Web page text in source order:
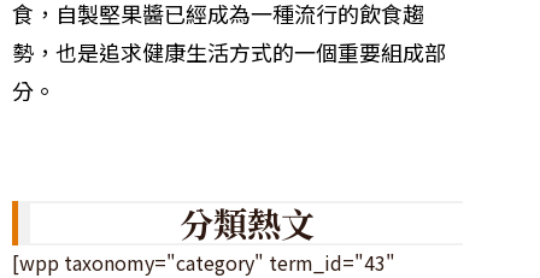
食，自製堅果醬已經成為一種流行的飲食趨
勢，也是追求健康生活方式的一個重要組成部
分。
分類熱文
[wpp taxonomy="category" term_id="43"